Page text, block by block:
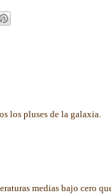
los pluses de la galaxia.
medias bajo cero